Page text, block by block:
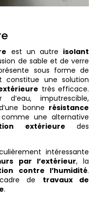
est un autre isolant
de sable et de verre
sous forme de
une solution
très efficace.
imputrescible,
bonne résistance
comme une alternative
extérieure des
intéressante
par l’extérieur, la
contre l’humidité.
de travaux de
.